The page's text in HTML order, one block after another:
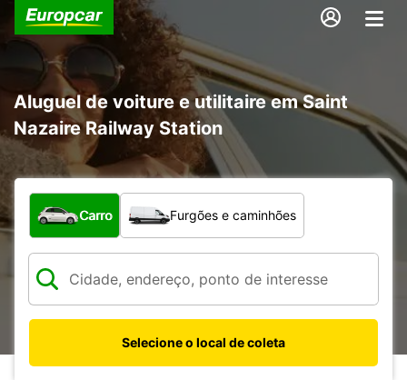
Aluguel de voiture e utilitaire em Saint
Nazaire Railway Station
Qual tipo de veículo?
Carro Furgões e caminhões
Selecione o local de coleta